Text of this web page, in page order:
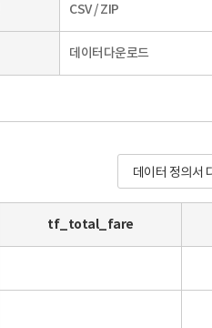
CSV / ZIP
데이터다운로드
데이터 정의서
tf_total_fare